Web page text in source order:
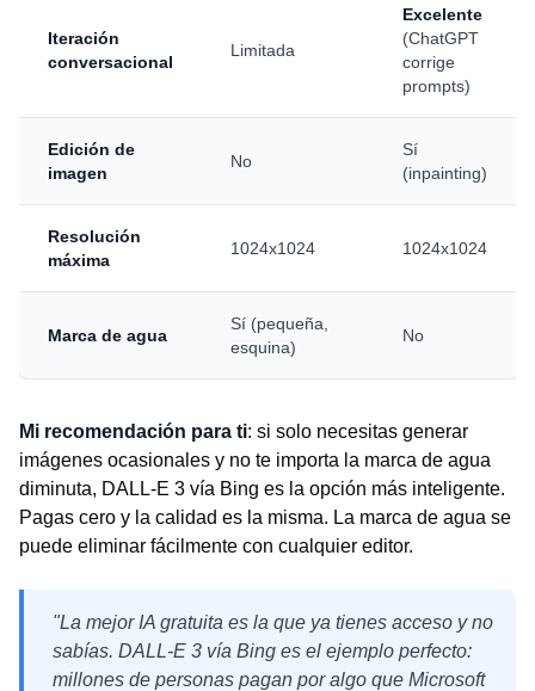
Iteración
conversacional
Limitada
Excelente
(ChatGPT
corrige
prompts)
Edición de
imagen
No
Sí
(inpainting)
Resolución
máxima
1024x1024 1024x1024
Marca de agua
Sí (pequeña,
esquina)
No
Mi recomendación para ti: si solo necesitas generar
imágenes ocasionales y no te importa la marca de agua
diminuta, DALL-E 3 vía Bing es la opción más inteligente.
Pagas cero y la calidad es la misma. La marca de agua se
puede eliminar fácilmente con cualquier editor.
"La mejor IA gratuita es la que ya tienes acceso y no
sabías. DALL-E 3 vía Bing es el ejemplo perfecto:
millones de personas pagan por algo que Microsoft